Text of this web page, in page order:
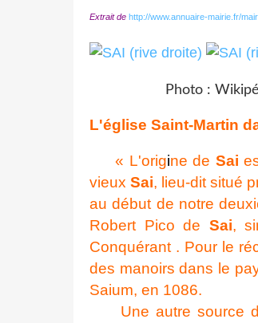
Extrait de http://www.annuaire-mairie.fr/
Photo :
L'église Saint-Martin
« L'origine de Sai
vieuxSai, lieu-dit situé
au début de notre
Robert Pico de Sai,
Conquérant . Pour le
des manoirs dans le
Saium, en 1086.
Une autre source